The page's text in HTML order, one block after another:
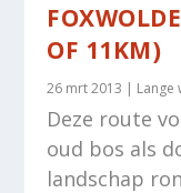
OF 11KM)
26 mrt 2013 | Lange
Deze route
oud bos als
landschap